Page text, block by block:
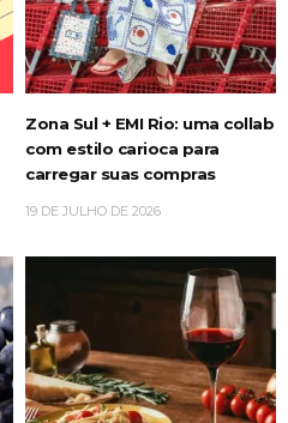
Zona Sul + EMI Rio: uma collab
com estilo carioca para
carregar suas compras
19 DE JULHO DE 2026